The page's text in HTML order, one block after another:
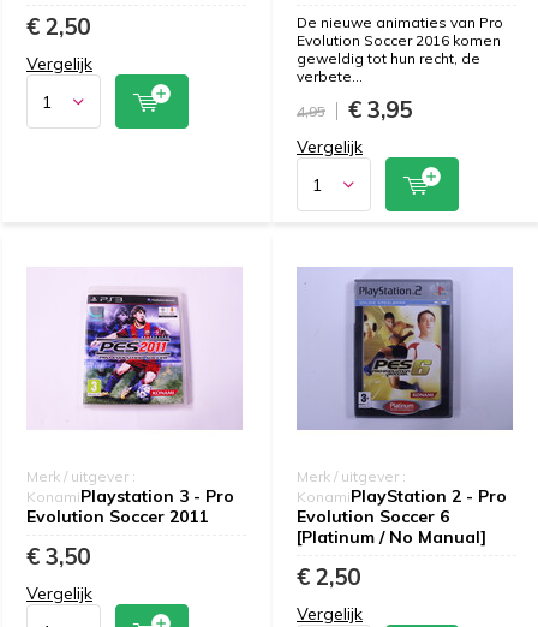
€ 2,50
Vergelijk
De nieuwe animaties van Pro
Evolution Soccer 2016 komen
geweldig tot hun recht, de
verbete...
4,95
€ 3,95
Vergelijk
Merk / uitgever :
KonamiPlaystation 3 - Pro
Evolution Soccer 2011
€ 3,50
Vergelijk
Merk / uitgever :
KonamiPlayStation 2 - Pro
Evolution Soccer 6
[Platinum / No Manual]
€ 2,50
Vergelijk